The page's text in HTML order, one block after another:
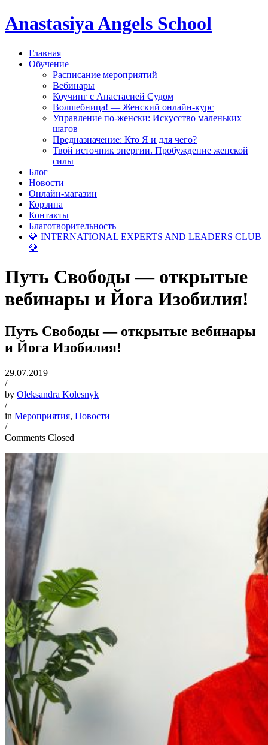
Anastasiya Angels School
Главная
Обучение
Расписание мероприятий
Вебинары
Коучинг с Анастасией Судом
Волшебница! — Женский онлайн-курс
Управление по-женски: Искусство маленьких
шагов
Предназначение: Кто Я и для чего?
Твой источник энергии. Пробуждение женской
силы
Блог
Новости
Онлайн-магазин
Корзина
Контакты
Благотворительность
💎 INTERNATIONAL EXPERTS AND LEADERS CLUB
💎
Путь Свободы — открытые
вебинары и Йога Изобилия!
Путь Свободы — открытые вебинары
и Йога Изобилия!
29.07.2019
/
by Oleksandra Kolesnyk
/
in Мероприятия, Новости
/
Comments Closed